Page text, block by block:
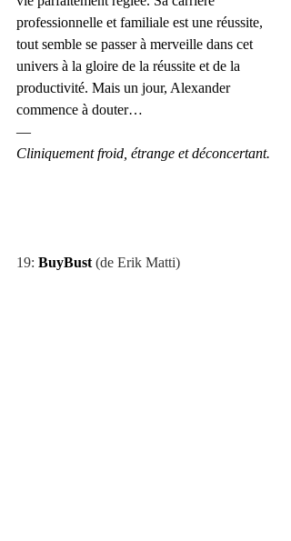
professionnelle et familiale est une réussite,
tout semble se passer à merveille dans cet
univers à la gloire de la réussite et de la
productivité. Mais un jour, Alexander
commence à douter…
—
Cliniquement froid, étrange et déconcertant.
19: BuyBust (de Erik Matti)